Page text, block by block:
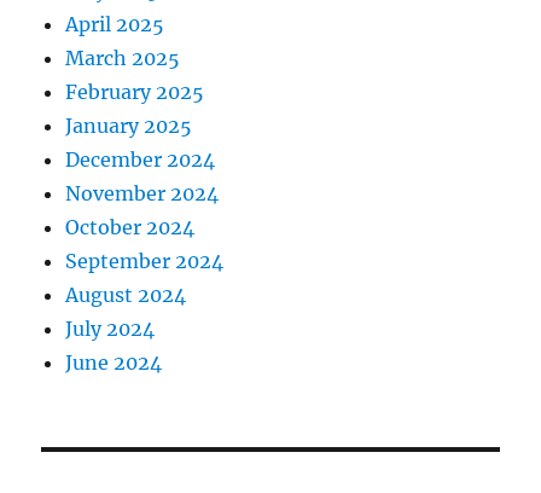
April 2025
March 2025
February 2025
January 2025
December 2024
November 2024
October 2024
September 2024
August 2024
July 2024
June 2024